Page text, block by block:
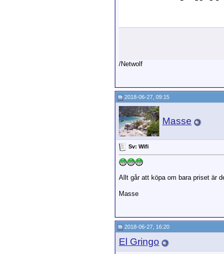
/Netwolf
2018-06-27, 09:15
Masse
Sv: Wifi
Allt går att köpa om bara priset är
Masse
2018-06-27, 16:20
El Gringo